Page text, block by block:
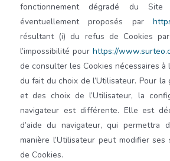
fonctionnement dégradé du
éventuellement proposés par
résultant (i) du refus de Cookies
l’impossibilité pour https://
de consulter les Cookies nécessaires
du fait du choix de l’Utilisateur. Pour la
et des choix de l’Utilisateur, la
navigateur est différente. Elle est
d’aide du navigateur, qui permettra
manière l’Utilisateur peut modifier ses
de Cookies.